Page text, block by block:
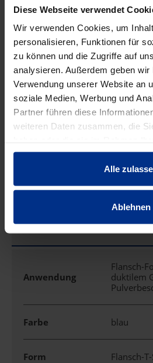
Diese Webseite verwendet
Wir verwenden Cookies, um
personalisieren, Funktionen für
zu können und die Zugriffe auf
analysieren. Außerdem geben
Verwendung unserer Website an
soziale Medien, Werbung und
Partner führen diese
weiteren Daten zusammen, die
gesammelt haben.
Alle
Ablehnen
SCHM16/110RF
Anwendung
Flansch-
duktilem
Farbe blau
Form Flansch-